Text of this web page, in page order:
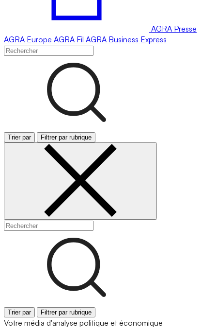
AGRA Presse
AGRA Europe AGRA Fil AGRA Business Express
Trier par Filtrer par rubrique
Trier par Filtrer par rubrique
Votre média d'analyse politique et économique